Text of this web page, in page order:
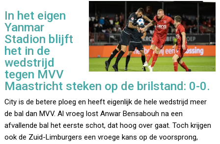
In het eigen
Yanmar
Stadion blijft
het in de
wedstrijd
tegen MVV
Maastricht steken op de brilstand: 0-0.
City is de betere ploeg en heeft eigenlijk de hele wedstrijd meer
de bal dan MVV. Al vroeg lost Anwar Bensabouh na een
afvallende bal het eerste schot, dat hoog over gaat. Toch krijgen
ook de Zuid-Limburgers een vroege kans op de voorsprong,